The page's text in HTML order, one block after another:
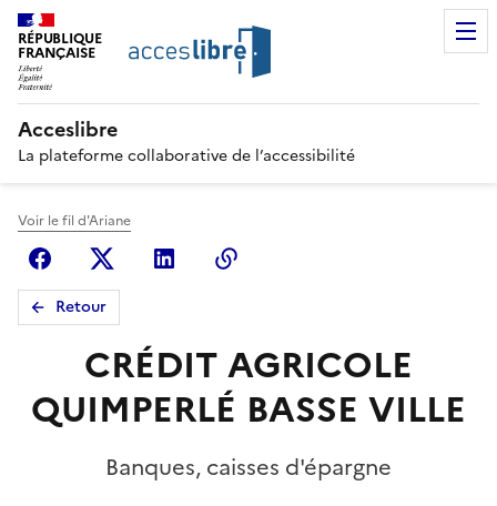
RÉPUBLIQUE
FRANÇAISE
Acceslibre
La plateforme collaborative de l’accessibilité
Voir le fil d'Ariane
FacebookX (anciennement Twitter)
Linkedin
Retour
CRÉDIT AGRICOLE
QUIMPERLÉ BASSE VILLE
Banques, caisses d'épargne